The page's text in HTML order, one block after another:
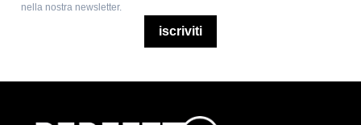
nella nostra newsletter.
iscriviti